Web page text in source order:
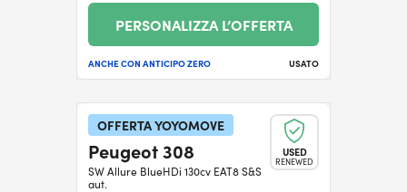
PERSONALIZZA L’OFFERTA
ANCHE CON ANTICIPO ZERO USATO
OFFERTA YOYOMOVE
USED
RENEWED
Peugeot 308
SW Allure BlueHDi 130cv EAT8 S&S
aut.